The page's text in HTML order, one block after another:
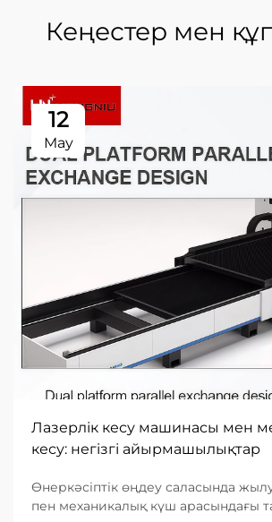
Кеңестер мен
12
May
Лазерлік кесу машинасы мен
кесу: негізгі айырмашылықтар
Өнеркәсіптік өңдеу саласында
пен механикалық күш арасындағы